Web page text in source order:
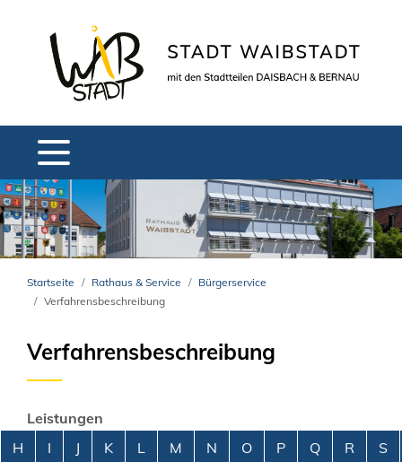
Startseite Rathaus & Service
Bürgerservice
Verfahrensbeschreibung
Verfahrensbeschreibung
Leistungen
Alphabetisches Register überspringen
H I J K L M N O P Q R S